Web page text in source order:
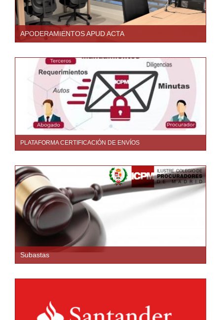
APODERAMIENTOS APUD ACTA
PLATAFORMA CERTIFICACIÓN DE ENVÍOS
Subastas